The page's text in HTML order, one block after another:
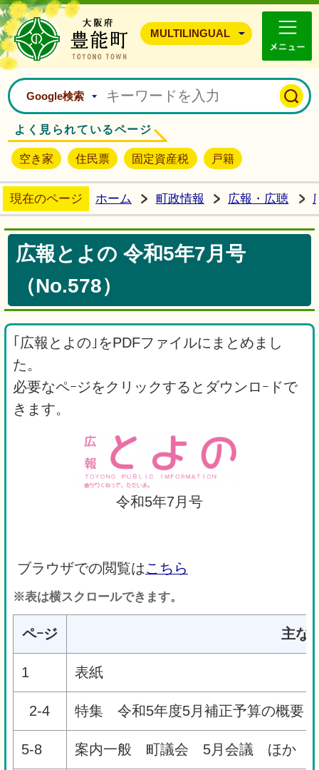
豊能町ホームページ
MULTILINGUAL
Google検索
よく見られているページ
空き家 住民票 固定資産税 戸籍
現在のページ ホーム 町政情報 広報・広聴
広報とよの 令和5年7月号
（No.578）
｢広報とよの｣をPDFファイルにまとめまし
た。
必要なペｰジをクリックするとダウンロｰドで
きます。
令和5年7月号
ブラウザでの閲覧はこちら
※表は横スクロールできます。
ペｰジ 主な
1 表紙
2-4 特集 令和5年度5月補正予算の概要
5-8 案内一般 町議会 5月会議 ほか